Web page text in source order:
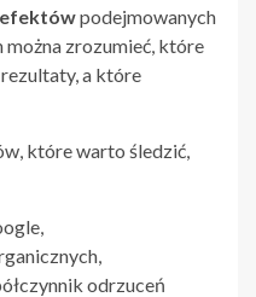
podejmowanych
można zrozumieć, które
a które
które warto śledzić,
odrzuceń